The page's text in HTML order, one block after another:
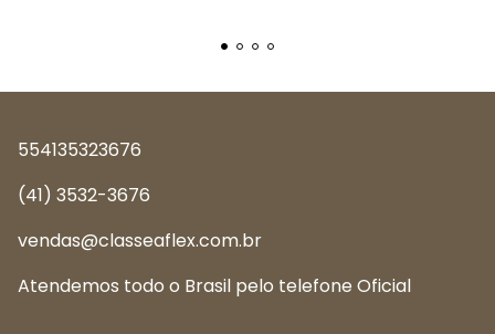
554135323676
(41) 3532-3676
vendas@classeaflex.com.br
Atendemos todo o Brasil pelo telefone Oficial